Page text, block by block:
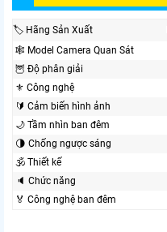
🏷 Hãng Sản Xuất
🕸 Model Camera Quan Sát
🦉 Độ phân giải
⚜️ Công nghệ
🔰 Cảm biến hình ảnh
🌙 Tầm nhìn ban đêm
🌗 Chống ngược sáng
🕉️ Thiết kế
🔈 Chức năng
️🏅️ Công nghệ ban đêm